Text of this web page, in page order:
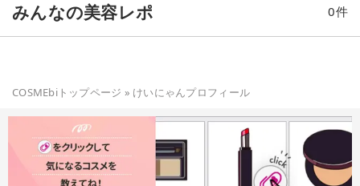
みんなの美容レポ 0件
COSMEbiトップページ » けいにゃんプロフィール